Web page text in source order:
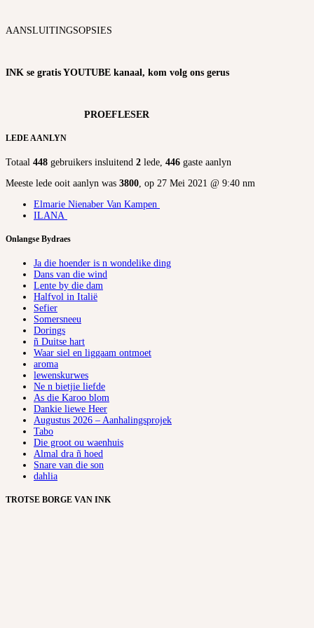
AANSLUITINGSOPSIES
INK se gratis YOUTUBE kanaal, kom volg ons gerus
PROEFLESER
LEDE AANLYN
Totaal 448 gebruikers insluitend 2 lede, 446 gaste aanlyn
Meeste lede ooit aanlyn was 3800 , op 27 Mei 2021 @ 9:40 nm
Elmarie Nienaber Van Kampen
ILANA
Onlangse Bydraes
Ja die hoender is n wondelike ding
Dans van die wind
Lente by die dam
Halfvol in Italië
Sefier
Somersneeu
Dorings
ñ Duitse hart
Waar siel en liggaam ontmoet
aroma
lewenskurwes
Ne n bietjie liefde
As die Karoo blom
Dankie liewe Heer
Augustus 2026 – Aanhalingsprojek
Tabo
Die groot ou waenhuis
Almal dra ñ hoed
Snare van die son
dahlia
TROTSE BORGE VAN INK